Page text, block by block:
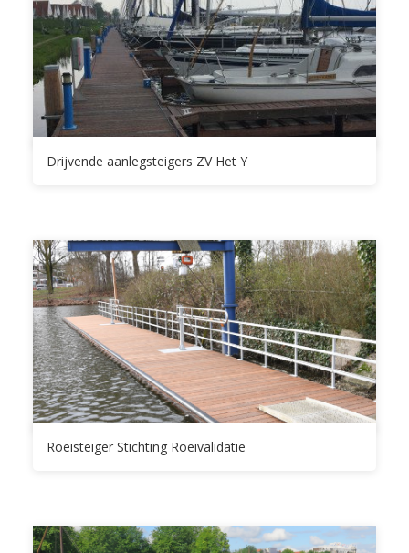
Drijvende aanlegsteigers ZV Het Y
Roeisteiger Stichting Roeivalidatie